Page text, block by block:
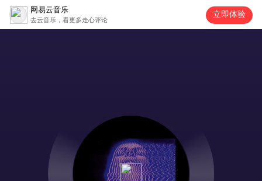
网易云音乐
去云音乐，看更多走心评论
立即体验